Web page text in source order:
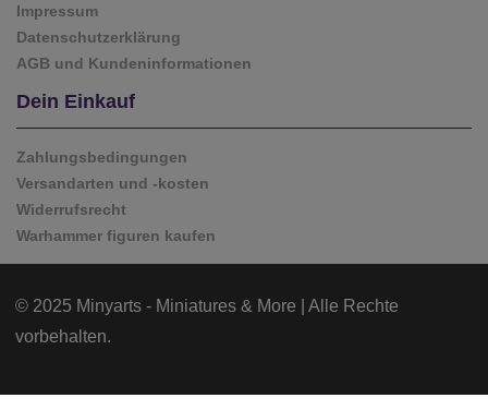
Impressum
Datenschutzerklärung
AGB und Kundeninformationen
Dein Einkauf
Zahlungsbedingungen
Versandarten und -kosten
Widerrufsrecht
Warhammer figuren kaufen
© 2025 Minyarts - Miniatures & More | Alle Rechte
vorbehalten.